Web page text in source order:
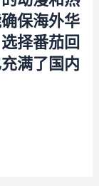
保海外华
择番茄回
满了国内